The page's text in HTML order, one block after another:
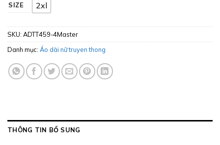
SIZE 2xl
SKU: ADTT459-4Master
Danh mục: Áo dài nữ truyen thong
THÔNG TIN BỔ SUNG